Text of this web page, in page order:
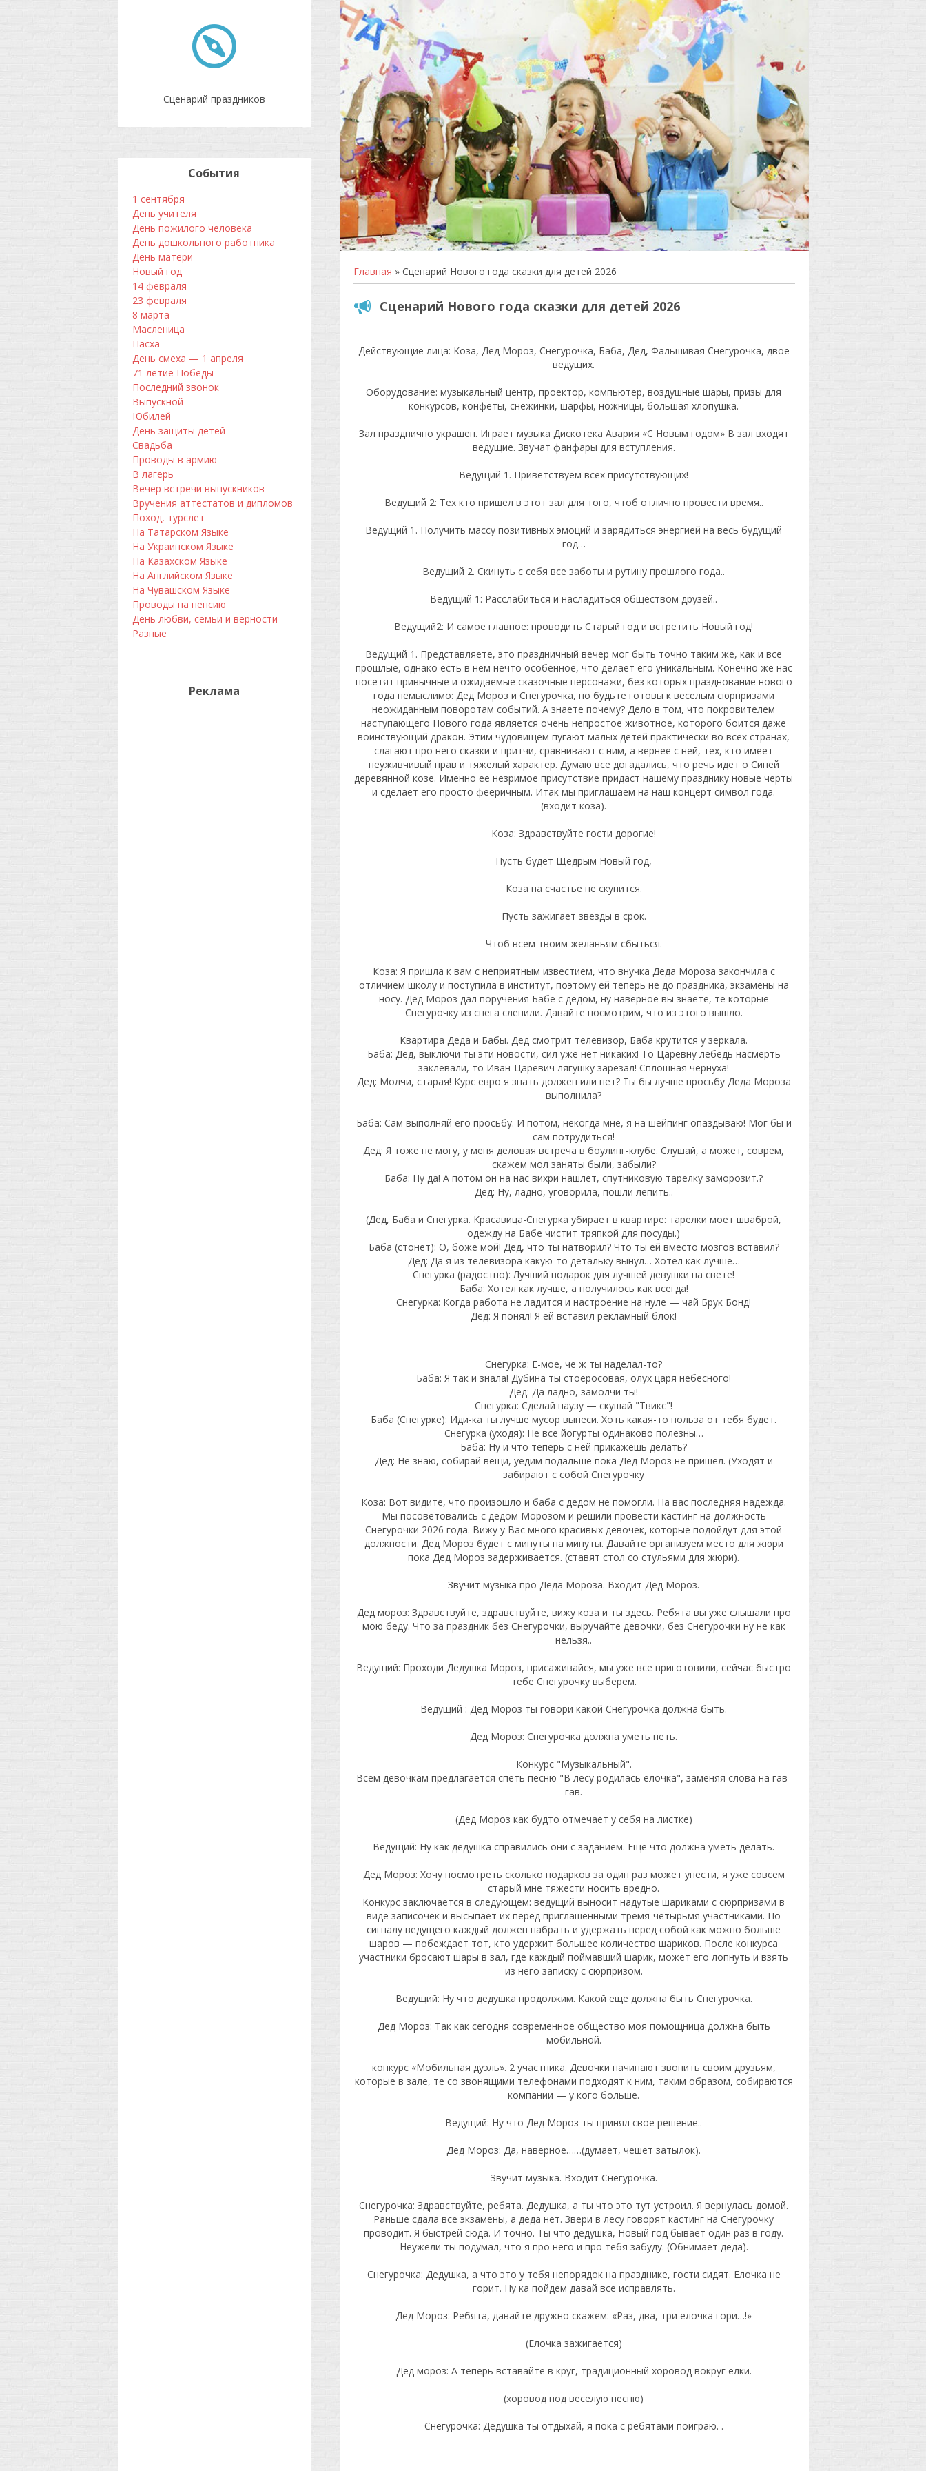
Сценарий праздников
Главная » Сценарий Нового года сказки для детей 2026
Сценарий Нового года сказки для детей 2026
Действующие лица: Коза, Дед Мороз, Снегурочка, Баба, Дед, Фальшивая Снегурочка, двое
ведущих.
Оборудование: музыкальный центр, проектор, компьютер, воздушные шары, призы для
конкурсов, конфеты, снежинки, шарфы, ножницы, большая хлопушка.
Зал празднично украшен. Играет музыка Дискотека Авария «С Новым годом» В зал входят
ведущие. Звучат фанфары для вступления.
Ведущий 1. Приветствуем всех присутствующих!
Ведущий 2: Тех кто пришел в этот зал для того, чтоб отлично провести время..
Ведущий 1. Получить массу позитивных эмоций и зарядиться энергией на весь будущий
год…
Ведущий 2. Скинуть с себя все заботы и рутину прошлого года..
Ведущий 1: Расслабиться и насладиться обществом друзей..
Ведущий2: И самое главное: проводить Старый год и встретить Новый год!
Ведущий 1. Представляете, это праздничный вечер мог быть точно таким же, как и все
прошлые, однако есть в нем нечто особенное, что делает его уникальным. Конечно же нас
посетят привычные и ожидаемые сказочные персонажи, без которых празднование нового
года немыслимо: Дед Мороз и Снегурочка, но будьте готовы к веселым сюрпризами
неожиданным поворотам событий. А знаете почему? Дело в том, что покровителем
наступающего Нового года является очень непростое животное, которого боится даже
воинствующий дракон. Этим чудовищем пугают малых детей практически во всех странах,
слагают про него сказки и притчи, сравнивают с ним, а вернее с ней, тех, кто имеет
неуживчивый нрав и тяжелый характер. Думаю все догадались, что речь идет о Синей
деревянной козе. Именно ее незримое присутствие придаст нашему празднику новые черты
и сделает его просто фееричным. Итак мы приглашаем на наш концерт символ года.
(входит коза).
Коза: Здравствуйте гости дорогие!
Пусть будет Щедрым Новый год,
Коза на счастье не скупится.
Пусть зажигает звезды в срок.
Чтоб всем твоим желаньям сбыться.
Коза: Я пришла к вам с неприятным известием, что внучка Деда Мороза закончила с
отличием школу и поступила в институт, поэтому ей теперь не до праздника, экзамены на
носу. Дед Мороз дал поручения Бабе с дедом, ну наверное вы знаете, те которые
Снегурочку из снега слепили. Давайте посмотрим, что из этого вышло.
Квартира Деда и Бабы. Дед смотрит телевизор, Баба крутится у зеркала.
Баба: Дед, выключи ты эти новости, сил уже нет никаких! То Царевну лебедь насмерть
заклевали, то Иван-Царевич лягушку зарезал! Сплошная чернуха!
Дед: Молчи, старая! Курс евро я знать должен или нет? Ты бы лучше просьбу Деда Мороза
выполнила?
Баба: Сам выполняй его просьбу. И потом, некогда мне, я на шейпинг опаздываю! Мог бы и
сам потрудиться!
Дед: Я тоже не могу, у меня деловая встреча в боулинг-клубе. Слушай, а может, соврем,
скажем мол заняты были, забыли?
Баба: Ну да! А потом он на нас вихри нашлет, спутниковую тарелку заморозит.?
Дед: Ну, ладно, уговорила, пошли лепить..
(Дед, Баба и Снегурка. Красавица-Снегурка убирает в квартире: тарелки моет шваброй,
одежду на Бабе чистит тряпкой для посуды.)
Баба (стонет): О, боже мой! Дед, что ты натворил? Что ты ей вместо мозгов вставил?
Дед: Да я из телевизора какую-то детальку вынул… Хотел как лучше…
Снегурка (радостно): Лучший подарок для лучшей девушки на свете!
Баба: Хотел как лучше, а получилось как всегда!
Снегурка: Когда работа не ладится и настроение на нуле — чай Брук Бонд!
Дед: Я понял! Я ей вставил рекламный блок!
Снегурка: Е-мое, че ж ты наделал-то?
Баба: Я так и знала! Дубина ты стоеросовая, олух царя небесного!
Дед: Да ладно, замолчи ты!
Снегурка: Сделай паузу — скушай "Твикс"!
Баба (Снегурке): Иди-ка ты лучше мусор вынеси. Хоть какая-то польза от тебя будет.
Снегурка (уходя): Не все йогурты одинаково полезны…
Баба: Ну и что теперь с ней прикажешь делать?
Дед: Не знаю, собирай вещи, уедим подальше пока Дед Мороз не пришел. (Уходят и
забирают с собой Снегурочку
Коза: Вот видите, что произошло и баба с дедом не помогли. На вас последняя надежда.
Мы посоветовались с дедом Морозом и решили провести кастинг на должность
Снегурочки 2026 года. Вижу у Вас много красивых девочек, которые подойдут для этой
должности. Дед Мороз будет с минуты на минуты. Давайте организуем место для жюри
пока Дед Мороз задерживается. (ставят стол со стульями для жюри).
Звучит музыка про Деда Мороза. Входит Дед Мороз.
Дед мороз: Здравствуйте, здравствуйте, вижу коза и ты здесь. Ребята вы уже слышали про
мою беду. Что за праздник без Снегурочки, выручайте девочки, без Снегурочки ну не как
нельзя..
Ведущий: Проходи Дедушка Мороз, присаживайся, мы уже все приготовили, сейчас быстро
тебе Снегурочку выберем.
Ведущий : Дед Мороз ты говори какой Снегурочка должна быть.
Дед Мороз: Снегурочка должна уметь петь.
Конкурс "Музыкальный".
Всем девочкам предлагается спеть песню "В лесу родилась елочка", заменяя слова на гав-
гав.
(Дед Мороз как будто отмечает у себя на листке)
Ведущий: Ну как дедушка справились они с заданием. Еще что должна уметь делать.
Дед Мороз: Хочу посмотреть сколько подарков за один раз может унести, я уже совсем
старый мне тяжести носить вредно.
Конкурс заключается в следующем: ведущий выносит надутые шариками с сюрпризами в
виде записочек и высыпает их перед приглашенными тремя-четырьмя участниками. По
сигналу ведущего каждый должен набрать и удержать перед собой как можно больше
шаров — побеждает тот, кто удержит большее количество шариков. После конкурса
участники бросают шары в зал, где каждый поймавший шарик, может его лопнуть и взять
из него записку с сюрпризом.
Ведущий: Ну что дедушка продолжим. Какой еще должна быть Снегурочка.
Дед Мороз: Так как сегодня современное общество моя помощница должна быть
мобильной.
конкурс «Мобильная дуэль». 2 участника. Девочки начинают звонить своим друзьям,
которые в зале, те со звонящими телефонами подходят к ним, таким образом, собираются
компании — у кого больше.
Ведущий: Ну что Дед Мороз ты принял свое решение..
Дед Мороз: Да, наверное……(думает, чешет затылок).
Звучит музыка. Входит Снегурочка.
Снегурочка: Здравствуйте, ребята. Дедушка, а ты что это тут устроил. Я вернулась домой.
Раньше сдала все экзамены, а деда нет. Звери в лесу говорят кастинг на Снегурочку
проводит. Я быстрей сюда. И точно. Ты что дедушка, Новый год бывает один раз в году.
Неужели ты подумал, что я про него и про тебя забуду. (Обнимает деда).
Снегурочка: Дедушка, а что это у тебя непорядок на празднике, гости сидят. Елочка не
горит. Ну ка пойдем давай все исправлять.
Дед Мороз: Ребята, давайте дружно скажем: «Раз, два, три елочка гори…!»
(Елочка зажигается)
Дед мороз: А теперь вставайте в круг, традиционный хоровод вокруг елки.
(хоровод под веселую песню)
Снегурочка: Дедушка ты отдыхай, я пока с ребятами поиграю. .
События
1 сентября
День учителя
День пожилого человека
День дошкольного работника
День матери
Новый год
14 февраля
23 февраля
8 марта
Масленица
Пасха
День смеха — 1 апреля
71 летие Победы
Последний звонок
Выпускной
Юбилей
День защиты детей
Свадьба
Проводы в армию
В лагерь
Вечер встречи выпускников
Вручения аттестатов и дипломов
Поход, турслет
На Татарском Языке
На Украинском Языке
На Казахском Языке
На Английском Языке
На Чувашском Языке
Проводы на пенсию
День любви, семьи и верности
Разные
Реклама